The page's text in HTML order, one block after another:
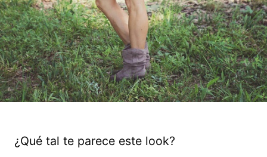
¿Qué tal te parece este look?